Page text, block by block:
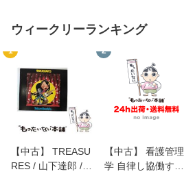
ウィークリーランキング
1
【中古】 TREASU
RES / 山下達郎 /
2
【中古】 看護管理
学 自律し協働する